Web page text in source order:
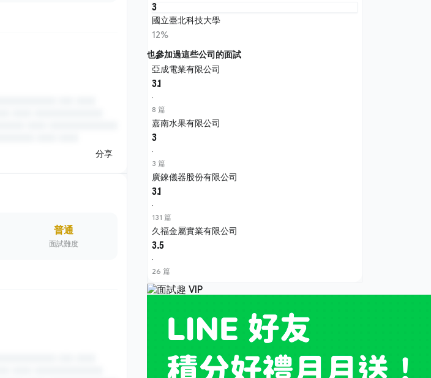
分享
普通
面試難度
3
國立臺北科技大學
12%
也參加過這些公司的面試
亞成電業有限公司
3.1
·
8 篇
嘉南水果有限公司
3
·
3 篇
廣錸儀器股份有限公司
3.1
·
131 篇
久福金屬實業有限公司
3.5
·
26 篇